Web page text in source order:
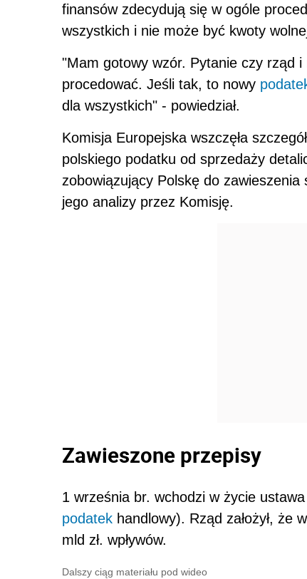
finansów zdecydują się w ogóle
wszystkich i nie może być kwoty
"Mam gotowy wzór. Pytanie czy rząd
procedować. Jeśli tak, to nowy
dla wszystkich" - powiedział.
Komisja Europejska wszczęła
polskiego podatku od sprzedaży
zobowiązujący Polskę do
jego analizy przez Komisję.
Zawieszone przepisy
1 września br. wchodzi w życie
podatek handlowy). Rząd założył,
mld zł. wpływów.
Dalszy ciąg materiału pod wideo